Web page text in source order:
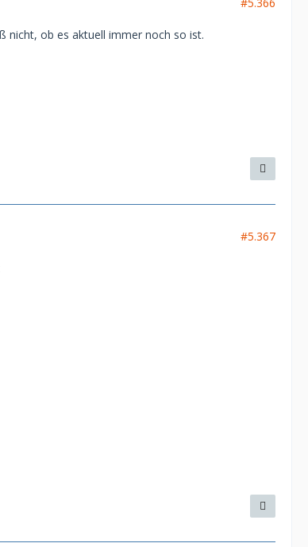
nicht, ob es aktuell immer noch so ist.
#5.367